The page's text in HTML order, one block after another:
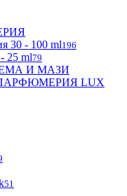
30 - 100 ml196
25 ml79
И МАЗИ
LUX
51